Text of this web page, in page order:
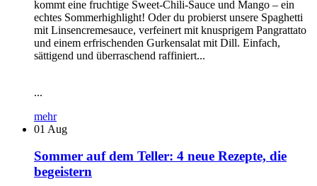
kommt eine fruchtige Sweet-Chili-Sauce und Mango – ein
echtes Sommerhighlight! Oder du probierst unsere Spaghetti
mit Linsencremesauce, verfeinert mit knusprigem Pangrattato
und einem erfrischenden Gurkensalat mit Dill. Einfach,
sättigend und überraschend raffiniert...
...
mehr
01 Aug
Sommer auf dem Teller: 4 neue Rezepte, die
begeistern